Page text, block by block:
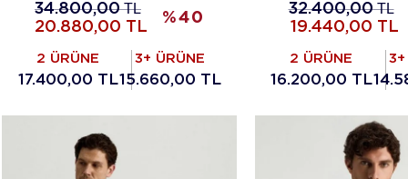
34.800,00TL
20.880,00 TL
%40
2 ÜRÜNE
17.400,00 TL
3+ ÜRÜNE
15.660,00 TL
32.400,00TL
19.440,00 TL
2 ÜRÜNE
16.200,00 TL
3+